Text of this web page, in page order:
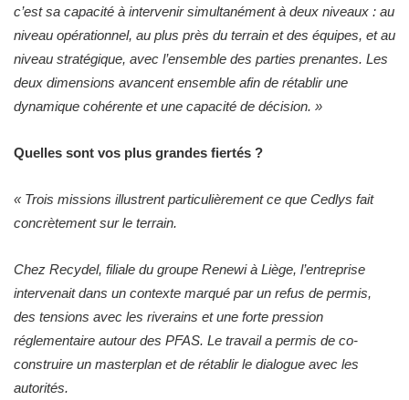
c’est sa capacité à intervenir simultanément à deux niveaux : au
niveau opérationnel, au plus près du terrain et des équipes, et au
niveau stratégique, avec l’ensemble des parties prenantes. Les
deux dimensions avancent ensemble afin de rétablir une
dynamique cohérente et une capacité de décision. »
Quelles sont vos plus grandes fiertés ?
« Trois missions illustrent particulièrement ce que Cedlys fait
concrètement sur le terrain.
Chez Recydel, filiale du groupe Renewi à Liège, l’entreprise
intervenait dans un contexte marqué par un refus de permis,
des tensions avec les riverains et une forte pression
réglementaire autour des PFAS. Le travail a permis de co-
construire un masterplan et de rétablir le dialogue avec les
autorités.